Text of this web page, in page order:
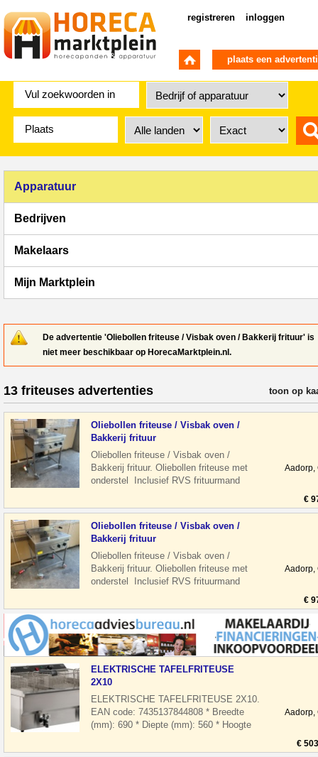
registreren inloggen
plaats een
Apparatuur
Bedrijven
Makelaars
Mijn Marktplein
De advertentie 'Oliebollen friteuse / Visbak oven / Bakkerij frituur' is
niet meer beschikbaar op HorecaMarktplein.nl.
13 friteuses advertenties verfijn
toon op
Oliebollen friteuse / Visbak oven /
Bakkerij frituur
Oliebollen friteuse / Visbak oven /
Bakkerij frituur. Oliebollen friteuse met
onderstel Inclusief RVS frituurmand
Aadorp,
€
Oliebollen friteuse / Visbak oven /
Bakkerij frituur
Oliebollen friteuse / Visbak oven /
Bakkerij frituur. Oliebollen friteuse met
onderstel Inclusief RVS frituurmand
Aadorp,
€
ELEKTRISCHE TAFELFRITEUSE
2X10
ELEKTRISCHE TAFELFRITEUSE 2X10.
EAN code: 7435137844808 * Breedte
(mm): 690 * Diepte (mm): 560 * Hoogte
verm
Aadorp,
€